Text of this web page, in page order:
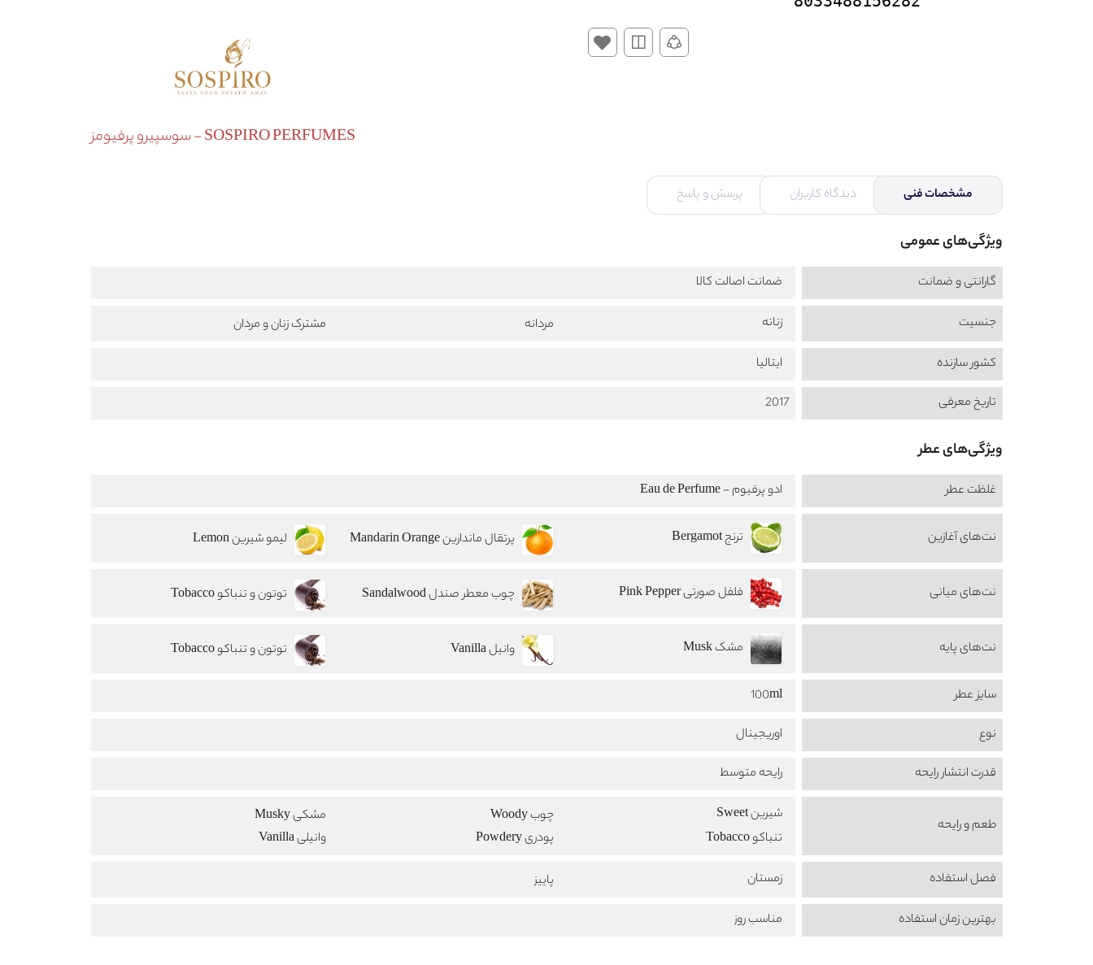
SOSPIRO PERFUMES - سوسپیرو پرفیومز
مشخصات فنی دیدگاه کاربران پرسش و پاسخ
ویژگی‌های عمومی
گارانتی و ضمانت ضمانت اصالت کالا
جنسیت زنانه مردانه
مشترک زنان و مردان
کشور سازنده
ایتالیا
تاریخ معرفی
2017
ویژگی‌های عطر
غلظت عطر ادو پرفیوم - Eau de Perfume
نت‌های آغازین ترنج Bergamot پرتقال ماندارین Mandarin Orange لیمو شیرین Lemon
نت‌های میانی فلفل صورتی Pink Pepper چوب معطر صندل Sandalwood توتون و تنباکو Tobacco
نت‌های پایه مشک Musk وانیل Vanilla توتون و تنباکو Tobacco
سایز عطر
100ml
نوع
اوریجینال
قدرت انتشار رایحه
رایحه متوسط
طعم‌ و رایحه
شیرین Sweet چوب Woody
مشکی Musky
تنباکو Tobacco
پودری Powdery وانیلی Vanilla
فصل استفاده زمستان
پاییز
بهترین زمان استفاده
مناسب روز